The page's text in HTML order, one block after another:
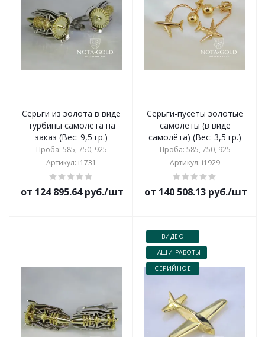
Серьги из золота в виде
турбины самолёта на
заказ (Вес: 9,5 гр.)
Проба: 585, 750, 925
Артикул: i1731
от 124 895.64 руб./шт
Серьги-пусеты золотые
самолёты (в виде
самолёта) (Вес: 3,5 гр.)
Проба: 585, 750, 925
Артикул: i1929
от 140 508.13 руб./шт
ВИДЕО
НАШИ РАБОТЫ
СЕРИЙНОЕ